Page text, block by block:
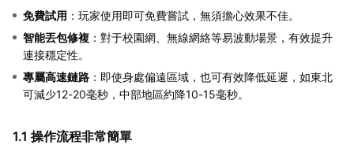
免費試用 ：玩家使用即可免費嘗試，無須擔心效果不佳。
智能丟包修複 ：對于校園網、無線網絡等易波動場景，有效提升
連接穩定性。
專屬高速鏈路 ：即使身處偏遠區域，也可有效降低延遲，如東北
可減少12-20毫秒，中部地區約降10-15毫秒。
1.1 操作流程非常簡單